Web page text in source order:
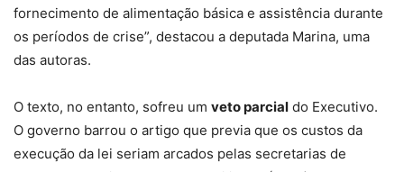
fornecimento de alimentação básica e assistência durante
os períodos de crise”, destacou a deputada Marina, uma
das autoras.
O texto, no entanto, sofreu um veto parcial do Executivo.
O governo barrou o artigo que previa que os custos da
execução da lei seriam arcados pelas secretarias de